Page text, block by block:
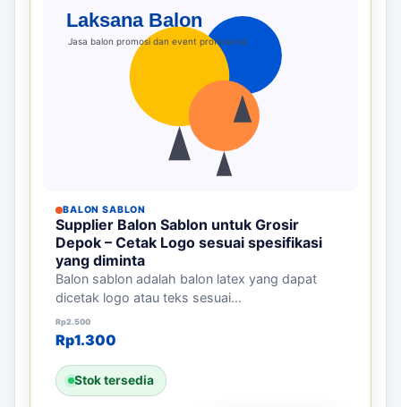
BALON SABLON
Supplier Balon Sablon untuk Grosir
Depok – Cetak Logo sesuai spesifikasi
yang diminta
Balon sablon adalah balon latex yang dapat
dicetak logo atau teks sesuai...
Rp2.500
Harga aslinya adalah: Rp2.500.
Rp1.300
Harga saat ini adalah: Rp1.300.
Stok tersedia